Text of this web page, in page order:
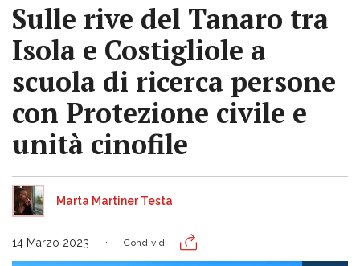
Sulle rive del Tanaro tra
Isola e Costigliole a
scuola di ricerca persone
con Protezione civile e
unità cinofile
Marta Martiner Testa
14 Marzo 2023 Condividi